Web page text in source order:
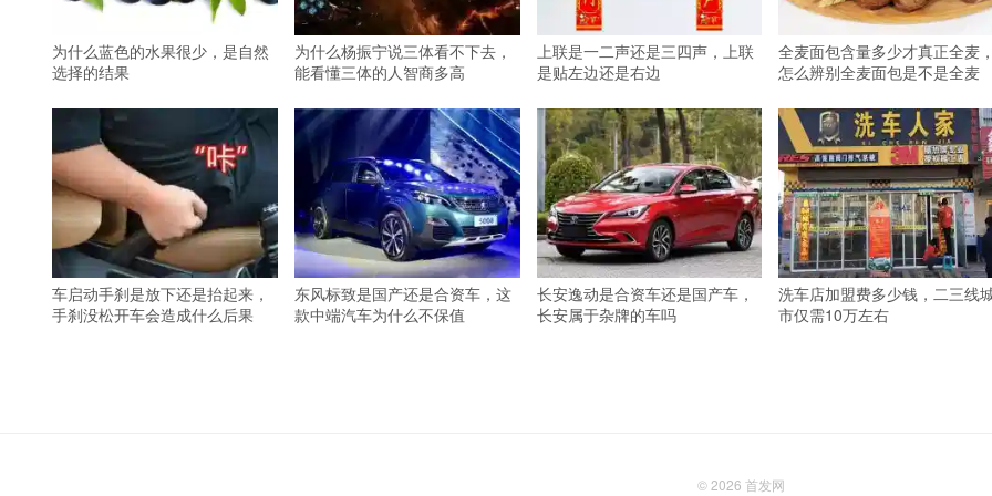
为什么蓝色的水果很少，是自然
选择的结果
为什么杨振宁说三体看不下去，
能看懂三体的人智商多高
上联是一二声还是三四声，上联
是贴左边还是右边
全麦面包含量多少才真正全麦
怎么辨别全麦面包是不是全麦
车启动手刹是放下还是抬起来，
手刹没松开车会造成什么后果
东风标致是国产还是合资车，这
款中端汽车为什么不保值
长安逸动是合资车还是国产车，
长安属于杂牌的车吗
洗车店加盟费多少钱，二三线
市仅需10万左右
© 2026 首发网